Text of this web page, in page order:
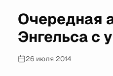
Очередная
Энгельса с
26 июля 2014